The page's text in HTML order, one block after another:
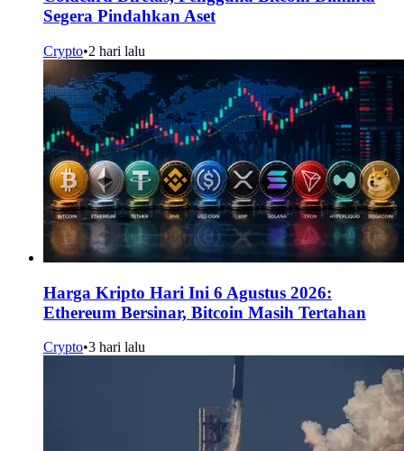
Segera Pindahkan Aset
Crypto•2 hari lalu
Harga Kripto Hari Ini 6 Agustus 2026:
Ethereum Bersinar, Bitcoin Masih Tertahan
Crypto•3 hari lalu